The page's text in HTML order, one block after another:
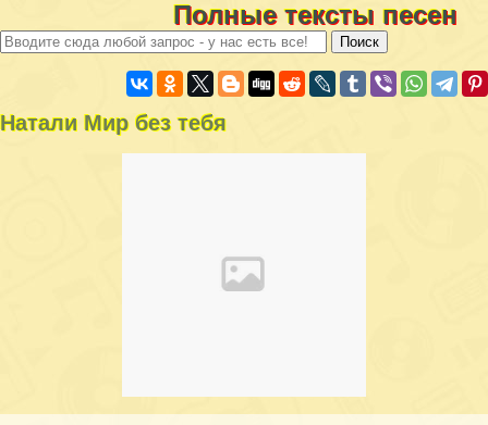
Полные тексты песен
Натали Мир без тебя